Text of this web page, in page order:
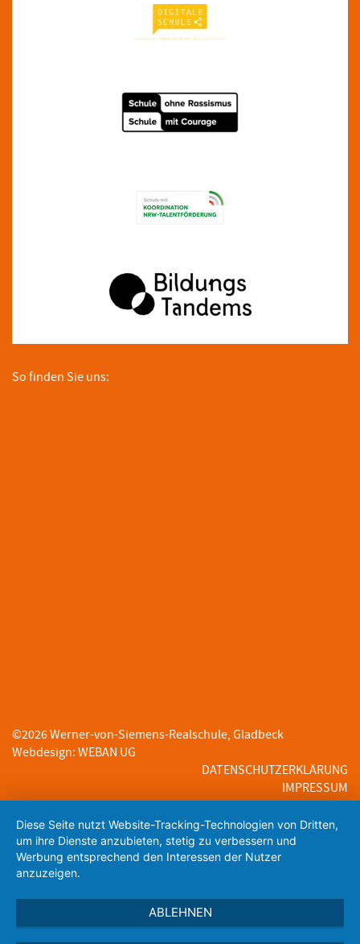
So finden Sie uns:
©2026Werner-von-Siemens-Realschule, Gladbeck
Webdesign: WEBAN UG
DATENSCHUTZERKLÄRUNG
IMPRESSUM
Diese Seite nutzt Website-Tracking-Technologien von Dritten,
um ihre Dienste anzubieten, stetig zu verbessern und
Werbung entsprechend den Interessen der Nutzer
anzuzeigen.
ABLEHNEN